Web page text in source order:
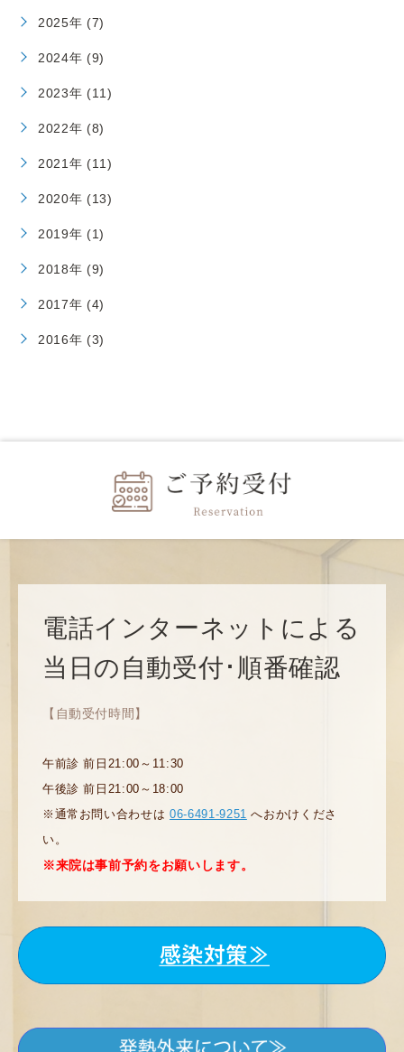
2025年 (7)
2024年 (9)
2023年 (11)
2022年 (8)
2021年 (11)
2020年 (13)
2019年 (1)
2018年 (9)
2017年 (4)
2016年 (3)
電話インターネットによる
当日の自動受付･順番確認
【自動受付時間】
午前診 前日21:00～11:30
午後診 前日21:00～18:00
※通常お問い合わせは06-6491-9251 へおかけくださ
い。
※来院は事前予約をお願いします。